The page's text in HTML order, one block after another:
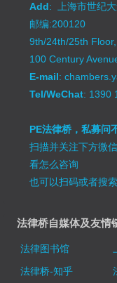
Add: 上海市世纪
邮编:200120
9th/24th/25th
100 Century
E-mail:
Tel/WeChat: 1390
PE法律桥，私募问
扫描并关注下方微
看怎么咨询
也可以扫码或者搜
法律桥自媒体及友情
法律图书馆
法律桥-知乎